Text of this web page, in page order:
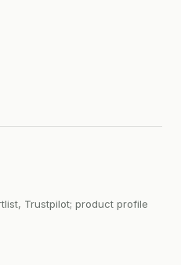
Trustpilot; product profile